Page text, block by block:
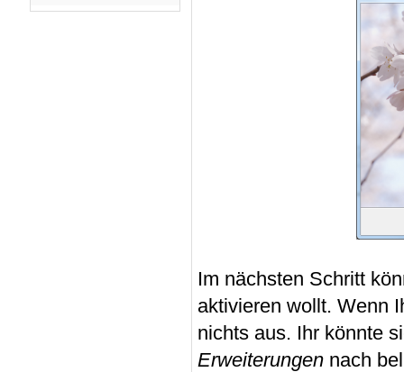
Im nächsten Schritt
aktivieren wollt. Wenn
nichts aus. Ihr könnte
Erweiterungen nach